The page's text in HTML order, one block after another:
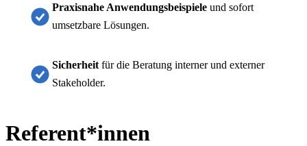
Praxisnahe Anwendungsbeispiele und sofort
umsetzbare Lösungen.
Sicherheit für die Beratung interner und externer
Stakeholder.
Referent*innen